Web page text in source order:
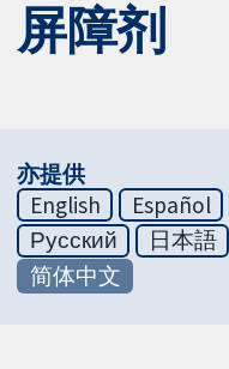
屏障剂
亦提供
English
Español
Русский
日本語
简体中文